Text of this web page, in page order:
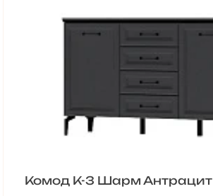
Комод К-3 Шарм Антрацит